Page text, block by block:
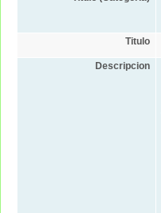
Titulo
Descripcion